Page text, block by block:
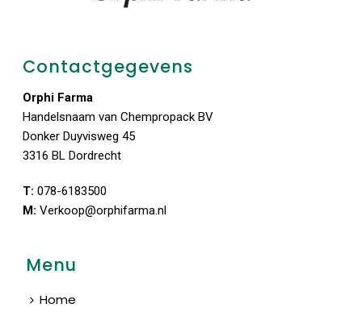
Contactgegevens
Orphi Farma
Handelsnaam van Chempropack BV
Donker Duyvisweg 45
3316 BL Dordrecht
T: 078-6183500
M: Verkoop@orphifarma.nl
Menu
Home